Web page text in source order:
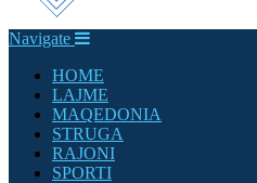
Navigate
HOME
LAJME
MAQEDONIA
STRUGA
RAJONI
SPORTI